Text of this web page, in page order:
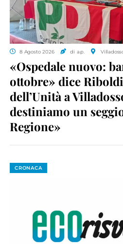
8 Agosto 2026 di a.p.
«Ospedale nuovo:
ottobre» dice
dell’Unità a
destiniamo un
Regione»
CRONACA